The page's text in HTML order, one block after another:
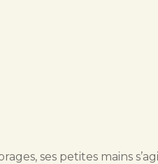
ses petites mains